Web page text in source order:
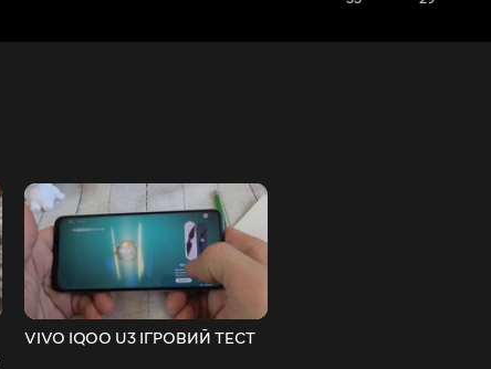
VIVO IQOO U3 ІГРОВИЙ ТЕСТ